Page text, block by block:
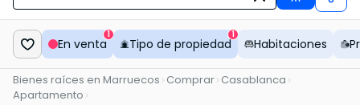
En venta
1
Tipo de propiedad
1
Habitaciones
Bienes raíces en Marruecos Comprar Casablanca
Apartamento